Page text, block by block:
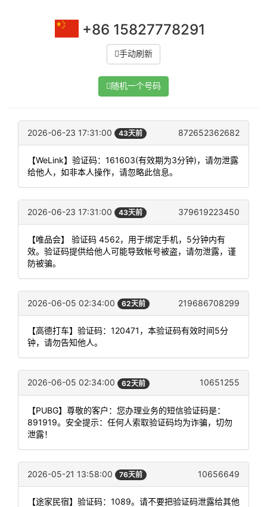
+86 15827778291
手动刷新
随机一个号码
2026-06-23 17:31:00 43天前 872652362682
【WeLink】验证码：161603(有效期为3分钟)，请勿泄露
给他人，如非本人操作，请忽略此信息。
2026-06-23 17:31:00 43天前 379619223450
【唯品会】 验证码 4562，用于绑定手机，5分钟内有
效。验证码提供给他人可能导致帐号被盗，请勿泄露，谨
防被骗。
2026-06-05 02:34:00 62天前 219686708299
【高德打车】验证码：120471，本验证码有效时间5分
钟，请勿告知他人。
2026-06-05 02:34:00 62天前 10651255
【PUBG】尊敬的客户：您办理业务的短信验证码是：
891919。安全提示：任何人索取验证码均为诈骗，切勿
泄露！
2026-05-21 13:58:00 76天前 10656649
【途家民宿】验证码：1089。请不要把验证码泄露给其他